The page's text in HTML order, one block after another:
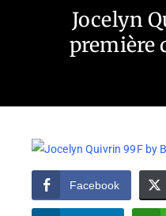
Jocelyn
première
Facebook